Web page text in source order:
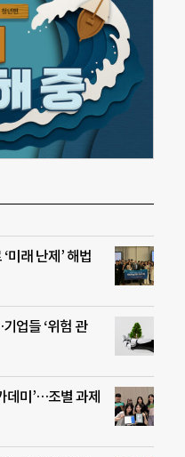
미래 난제’ 해법
업들 ‘위험 관
데미’…조별 과제